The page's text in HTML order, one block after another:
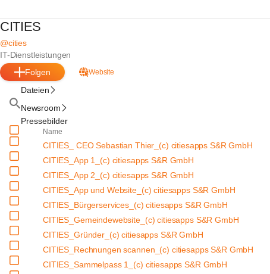
CITIES
@cities
IT-Dienstleistungen
Folgen
Website
Dateien
Newsroom
Pressebilder
Name
CITIES_ CEO Sebastian Thier_(c) citiesapps S&R GmbH
CITIES_App 1_(c) citiesapps S&R GmbH
CITIES_App 2_(c) citiesapps S&R GmbH
CITIES_App und Website_(c) citiesapps S&R GmbH
CITIES_Bürgerservices_(c) citiesapps S&R GmbH
CITIES_Gemeindewebsite_(c) citiesapps S&R GmbH
CITIES_Gründer_(c) citiesapps S&R GmbH
CITIES_Rechnungen scannen_(c) citiesapps S&R GmbH
CITIES_Sammelpass 1_(c) citiesapps S&R GmbH